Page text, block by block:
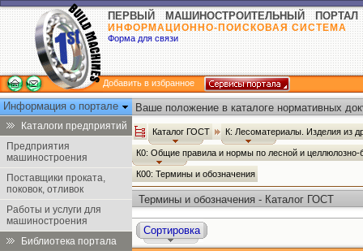
ПЕРВЫЙ МАШИНОСТРОИТЕЛЬНЫЙ ПОРТАЛ
ИНФОРМАЦИОННО-ПОИСКОВАЯ СИСТЕМА
Форма для связи
Добавить в избранное
Информация о портале
Каталоги предприятий
Предприятия
машиностроения
Поставщики проката,
поковок, отливок
Работы и услуги для
машиностроения
Библиотека портала
Ваше положение в каталоге нормативных
Каталог ГОСТ К: Лесоматериалы. Изделия из
К0: Общие правила и нормы по лесной и
К00: Термины и обозначения
Термины и обозначения - Каталог ГОСТ
Сортировка